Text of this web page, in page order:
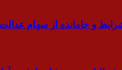
و جامانده از سهام